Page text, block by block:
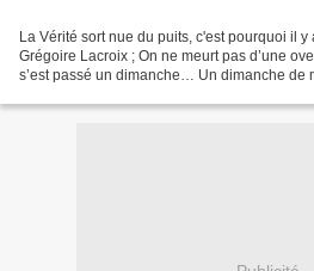
La Vérité sort nue du puits, c'est pourquoi il
Grégoire Lacroix ; On ne meurt pas d’une
s’est passé un dimanche… Un dimanche de